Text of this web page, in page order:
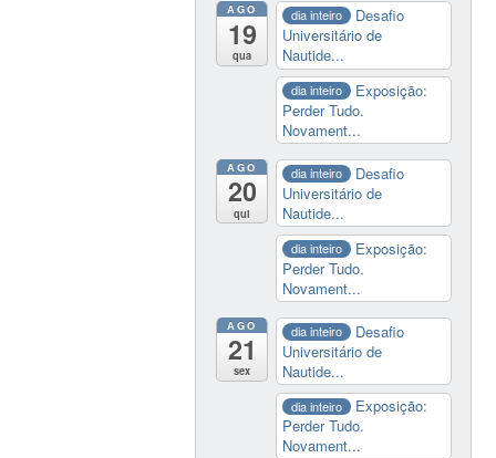
AGO
19
qua
dia inteiro
Desafio
Universitário de
Nautide...
dia inteiro
Exposição:
Perder Tudo.
Novament...
AGO
20
qui
dia inteiro
Desafio
Universitário de
Nautide...
dia inteiro
Exposição:
Perder Tudo.
Novament...
AGO
21
sex
dia inteiro
Desafio
Universitário de
Nautide...
dia inteiro
Exposição:
Perder Tudo.
Novament...